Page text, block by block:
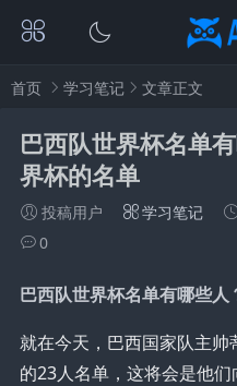
首页 学习笔记 文章正文
巴西队世界杯名单
界杯的名单
投稿用户 学习笔记
0
巴西队世界杯名单有哪些人
就在今天，巴西国家队主
的23人名单，这将会是他